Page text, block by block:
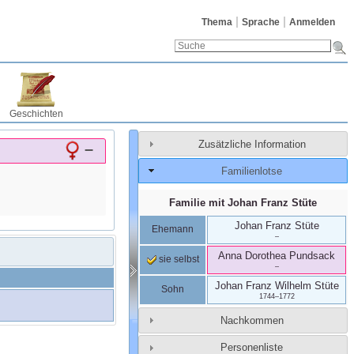
Thema Sprache Anmelden
Geschichten
– Zusätzliche Information
Familienlotse
Familie mit Johan Franz Stüte
Ehemann Johan Franz Stüte
–
sie selbst Anna Dorothea Pundsack
–
Sohn Johan Franz Wilhelm Stüte
1744–1772
Nachkommen
Personenliste